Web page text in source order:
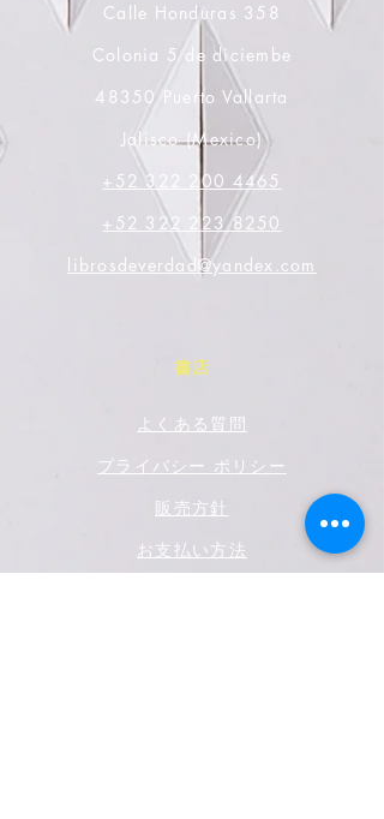
Calle Honduras 358
Colonia 5 de diciembe
48350 Puerto Vallarta
Jalisco (Mexico)
+52 322 200 4465
+52 322 223 8250
librosdeverdad@yandex.com
書店
よくある質問
プライバシー ポリシー
販売方針
お支払い方法